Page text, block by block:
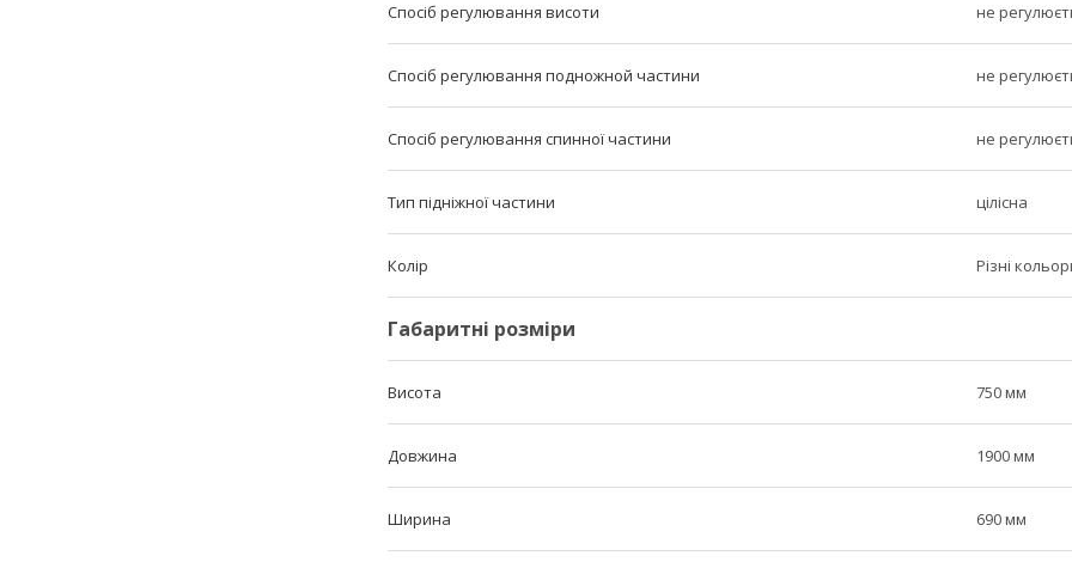
Спосіб регулювання висоти не
Спосіб регулювання подножной частини не
Спосіб регулювання спинної частини не
Тип підніжної частини цілісна
Колір Різні
Габаритні розміри
Висота 750 мм
Довжина 1900 мм
Ширина 690 мм